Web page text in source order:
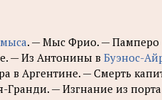
. — Мыс Фрио. — Памперо
— Из Антонины в Буэнос-
в Аргентине. — Смерть
— Изгнание из